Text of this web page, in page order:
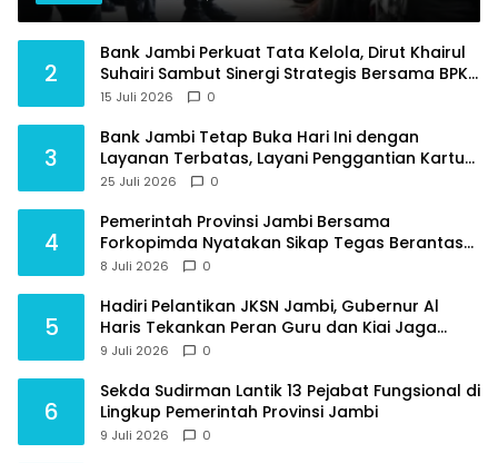
Raden Mattaher
2
Bank Jambi Perkuat Tata Kelola, Dirut Khairul
Suhairi Sambut Sinergi Strategis Bersama BPKP
Jambi
15 Juli 2026 0
3
Bank Jambi Tetap Buka Hari Ini dengan
Layanan Terbatas, Layani Penggantian Kartu
ATM dan Perubahan PIN
25 Juli 2026 0
4
Pemerintah Provinsi Jambi Bersama
Forkopimda Nyatakan Sikap Tegas Berantas
Geng Motor
8 Juli 2026 0
5
Hadiri Pelantikan JKSN Jambi, Gubernur Al
Haris Tekankan Peran Guru dan Kiai Jaga
Moral Generasi Bangsa
9 Juli 2026 0
6
Sekda Sudirman Lantik 13 Pejabat Fungsional di
Lingkup Pemerintah Provinsi Jambi
9 Juli 2026 0